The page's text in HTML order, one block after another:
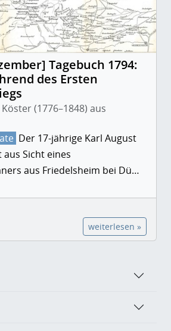
Tagebuch 1794:
des Ersten
(1776–1848) aus
Der 17-jährige Karl August
Sicht eines
aus Friedelsheim bei Dü…
weiterlesen »